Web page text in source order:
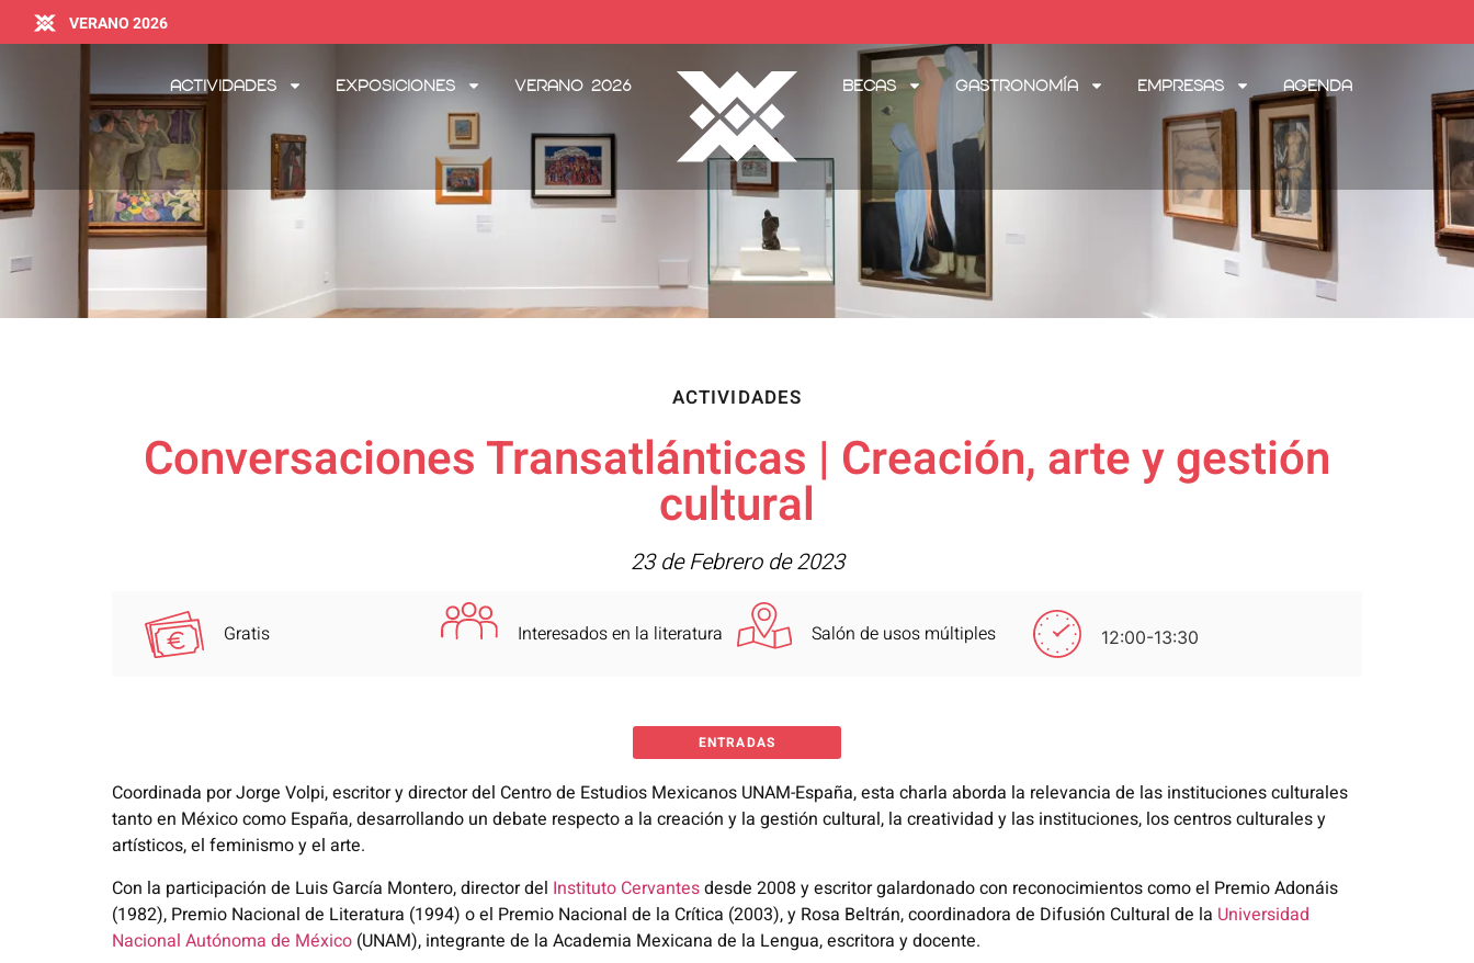
VERANO 2026
Actividades Exposiciones Verano 2026 Becas Gastronomía Empresas Agenda
ACTIVIDADES
Conversaciones Transatlánticas | Creación, arte y gestión
cultural
23 de Febrero de 2023
Gratis Interesados en la literatura Salón de usos múltiples 12:00-13:30
ENTRADAS
Coordinada por Jorge Volpi, escritor y director del Centro de Estudios Mexicanos UNAM-España, esta charla aborda la relevancia de las instituciones culturales
tanto en México como España, desarrollando un debate respecto a la creación y la gestión cultural, la creatividad y las instituciones, los centros culturales y
artísticos, el feminismo y el arte.
Con la participación de Luis García Montero, director del Instituto Cervantesdesde 2008 y escritor galardonado con reconocimientos comoel Premio Adonáis
(1982), Premio Nacional de Literatura (1994) o el Premio Nacional de la Crítica (2003), y Rosa Beltrán, coordinadora de Difusión Cultural de la Universidad
Nacional Autónoma de México (UNAM), integrante de la Academia Mexicana de la Lengua, escritora y docente.